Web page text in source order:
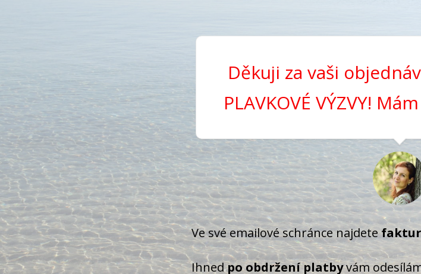
Děkuji za vaši
PLAVKOVÉ VÝZVY!
Ve své emailové schránce najdete
Ihnedpo obdržení platbyvám